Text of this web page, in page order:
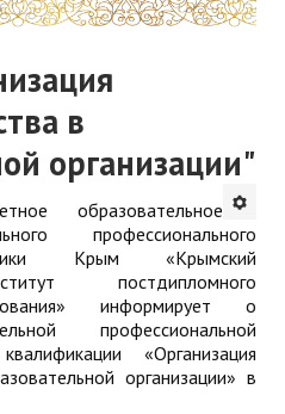
в
организации"
образовательное
профессионального
Крым «Крымский
постдипломного
информирует о
профессиональной
«Организация
организации» в